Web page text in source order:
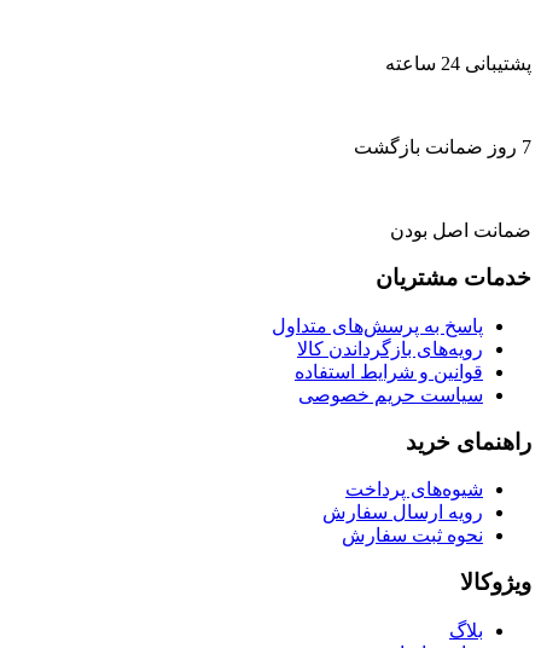
پشتیبانی 24 ساعته
7 روز ضمانت بازگشت
ضمانت اصل بودن
خدمات مشتریان
پاسخ به پرسش‌های متداول
رویه‌های بازگرداندن کالا
قوانین و شرایط استفاده
سیاست حریم خصوصی
راهنمای خرید
شیوه‌های پرداخت
رویه ارسال سفارش
نحوه ثبت سفارش
ویژوکالا
بلاگ